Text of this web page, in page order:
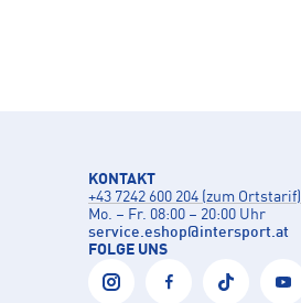
KONTAKT
+43 7242 600 204 (zum Ortstarif)
Mo. – Fr. 08:00 – 20:00 Uhr
service.eshop@intersport.at
FOLGE UNS